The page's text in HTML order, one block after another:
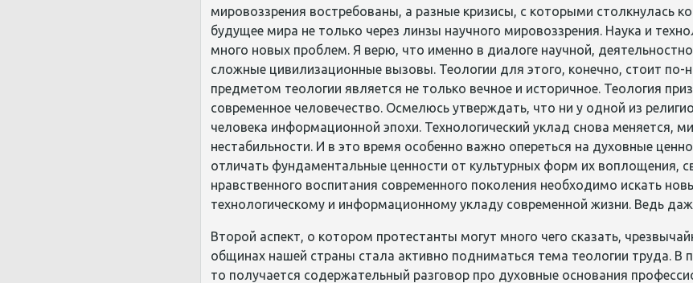
мировоззрения востребованы, а разные кризисы, с которыми столкнулась
будущее мира не только через линзы научного мировоззрения. Наука и
много новых проблем. Я верю, что именно в диалоге научной,
сложные цивилизационные вызовы. Теологии для этого, конечно, стоит
предметом теологии является не только вечное и историчное. Теология
современное человечество. Осмелюсь утверждать, что ни у одной из
человека информационной эпохи. Технологический уклад снова меняется,
нестабильности. И в это время особенно важно опереться на духовные
отличать фундаментальные ценности от культурных форм их воплощения,
нравственного воспитания современного поколения необходимо искать
технологическому и информационному укладу современной жизни. Ведь
Второй аспект, о котором протестанты могут много чего сказать,
общинах нашей страны стала активно подниматься тема теологии труда. В
то получается содержательный разговор про духовные основания